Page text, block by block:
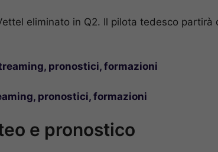
eliminato in Q2. Il pilota tedesco partirà
pronostici, formazioni
pronostici, formazioni
e pronostico